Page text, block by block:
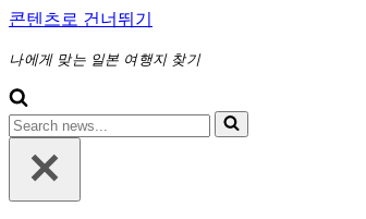
콘텐츠로 건너뛰기
나에게 맞는 일본 여행지 찾기
다
음